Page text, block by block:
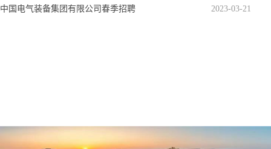
中国电气装备集团有限公司春季招聘 2023-03-21